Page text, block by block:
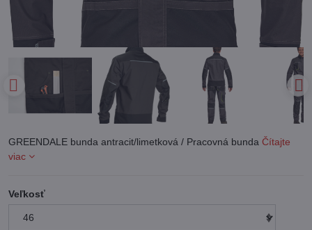
GREENDALE bunda antracit/limetková / Pracovná bunda Čítajte
viac
Veľkosť